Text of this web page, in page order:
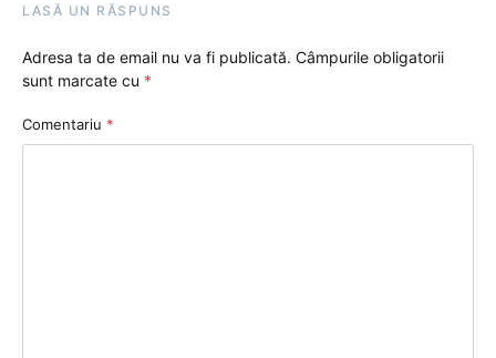
LASĂ UN RĂSPUNS
Adresa ta de email nu va fi publicată. Câmpurile obligatorii
sunt marcate cu *
Comentariu *